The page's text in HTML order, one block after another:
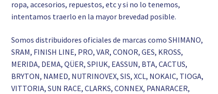
ropa, accesorios, repuestos, etc y si no lo tenemos,
intentamos traerlo en la mayor brevedad posible.
Somos distribuidores oficiales de marcas como SHIMANO,
SRAM, FINISH LINE, PRO, VAR, CONOR, GES, KROSS,
MERIDA, DEMA, QÜER, SPIUK, EASSUN, BTA, CACTUS,
BRYTON, NAMED, NUTRINOVEX, SIS, XCL, NOKAIC, TIOGA,
VITTORIA, SUN RACE, CLARKS, CONNEX, PANARACER,